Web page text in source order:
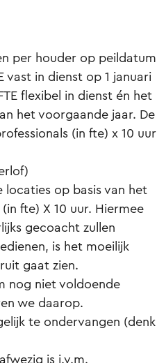
per houder op peildatum
vast in dienst op 1 januari
flexibel in dienst én het
het voorgaande jaar. De
(in fte) x 10 uur
op basis van het
fte) X 10 uur. Hiermee
gecoacht zullen
is het moeilijk
gaat zien.
nog niet voldoende
we daarop.
te ondervangen (denk
is i.v.m.